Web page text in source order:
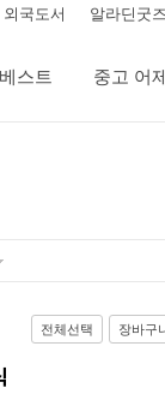
외국도서 알라딘굿즈
스트 중고 어
전체선택 장바구